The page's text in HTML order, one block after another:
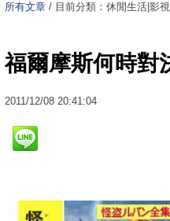
所有文章 / 目前分類：休閒生活|影
福爾摩斯何時對
2011/12/08 20:41:04